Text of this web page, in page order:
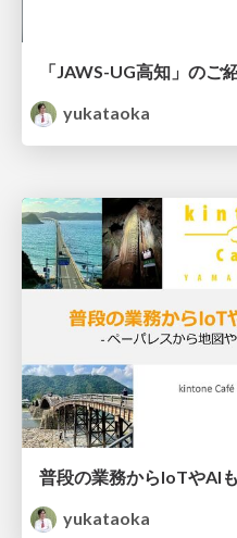
「JAWS-UG高知」のご
yukataoka
普段の業務からIoTやAI
yukataoka